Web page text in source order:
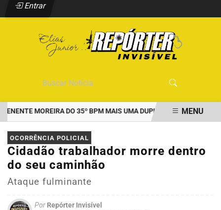
Entrar
MOREIRA DO 35º BPM MAIS UMA DUPLA PRESA POR TRÁFICO
EM ALTA
MENU
OCORRÊNCIA POLICIAL
Cidadão trabalhador morre dentro
do seu caminhão
Ataque fulminante
Por Repórter Invisível